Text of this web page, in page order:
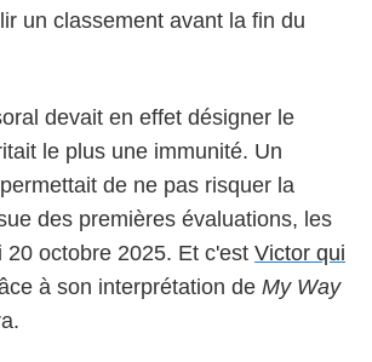
un classement avant la fin du
devait en effet désigner le
le plus une immunité. Un
de ne pas risquer la
des premières évaluations, les
20 octobre 2025. Et c'est Victor qui
à son interprétation de My Way